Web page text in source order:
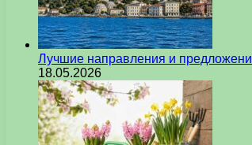
Лучшие направления и
18.05.2026